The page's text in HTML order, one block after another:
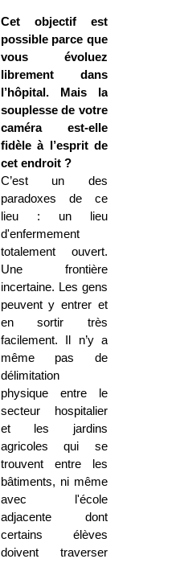
Cet objectif est
possible parce que
vous évoluez
librement dans
l’hôpital. Mais la
souplesse de votre
caméra est-elle
fidèle à l’esprit de
cet endroit ?
C’est un des
paradoxes de ce
lieu : un lieu
d'enfermement
totalement ouvert.
Une frontière
incertaine. Les gens
peuvent y entrer et
en sortir très
facilement. Il n’y a
même pas de
délimitation
physique entre le
secteur hospitalier
et les jardins
agricoles qui se
trouvent entre les
bâtiments, ni même
avec l'école
adjacente dont
certains élèves
doivent traverser